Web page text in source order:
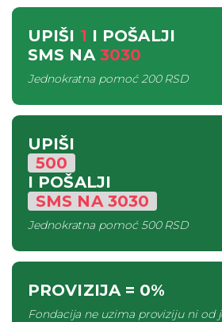
UPIŠI 1 I POŠALJI
SMS NA 3030
Jednokratna pomoć200 RSD
UPIŠI
500
I POŠALJI
SMS NA3030
Jednokratna pomoć500 RSD
PROVIZIJA= 0%
Fondacija ne uzima proviziju ni od